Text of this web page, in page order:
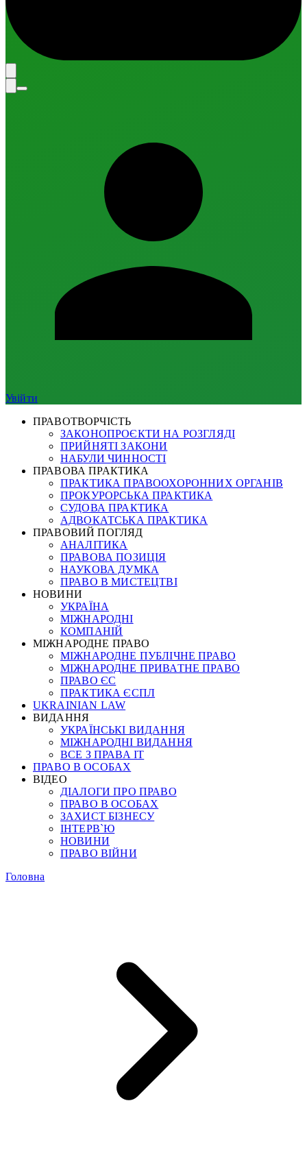
Увійти
ПРАВОТВОРЧІСТЬ
ЗАКОНОПРОЄКТИ НА РОЗГЛЯДІ
ПРИЙНЯТІ ЗАКОНИ
НАБУЛИ ЧИННОСТІ
ПРАВОВА ПРАКТИКА
ПРАКТИКА ПРАВООХОРОННИХ ОРГАНІВ
ПРОКУРОРСЬКА ПРАКТИКА
СУДОВА ПРАКТИКА
АДВОКАТСЬКА ПРАКТИКА
ПРАВОВИЙ ПОГЛЯД
АНАЛІТИКА
ПРАВОВА ПОЗИЦІЯ
НАУКОВА ДУМКА
ПРАВО В МИСТЕЦТВІ
НОВИНИ
УКРАЇНА
МІЖНАРОДНІ
КОМПАНІЙ
МІЖНАРОДНЕ ПРАВО
МІЖНАРОДНЕ ПУБЛІЧНЕ ПРАВО
МІЖНАРОДНЕ ПРИВАТНЕ ПРАВО
ПРАВО ЄС
ПРАКТИКА ЄСПЛ
UKRAINIAN LAW
ВИДАННЯ
УКРАЇНСЬКІ ВИДАННЯ
МІЖНАРОДНІ ВИДАННЯ
ВСЕ З ПРАВА ІТ
ПРАВО В ОСОБАХ
ВІДЕО
ДІАЛОГИ ПРО ПРАВО
ПРАВО В ОСОБАХ
ЗАХИСТ БІЗНЕСУ
ІНТЕРВ`Ю
НОВИНИ
ПРАВО ВІЙНИ
Головна